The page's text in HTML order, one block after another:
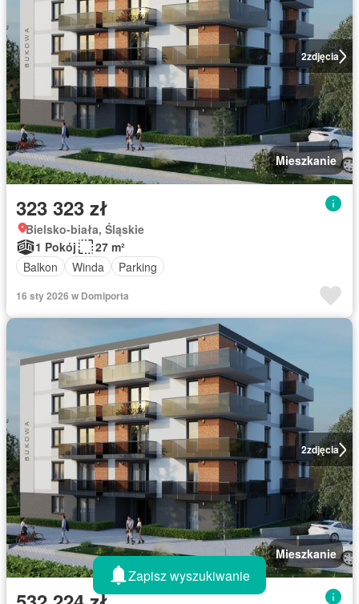
2zdjęcia
Mieszkanie
323 323 zł
Bielsko-biała, Śląskie
1 Pokój
27 m²
Balkon
Winda Parking
16 sty 2026 w Domiporta
2zdjęcia
Mieszkanie
Zapisz wyszukiwanie